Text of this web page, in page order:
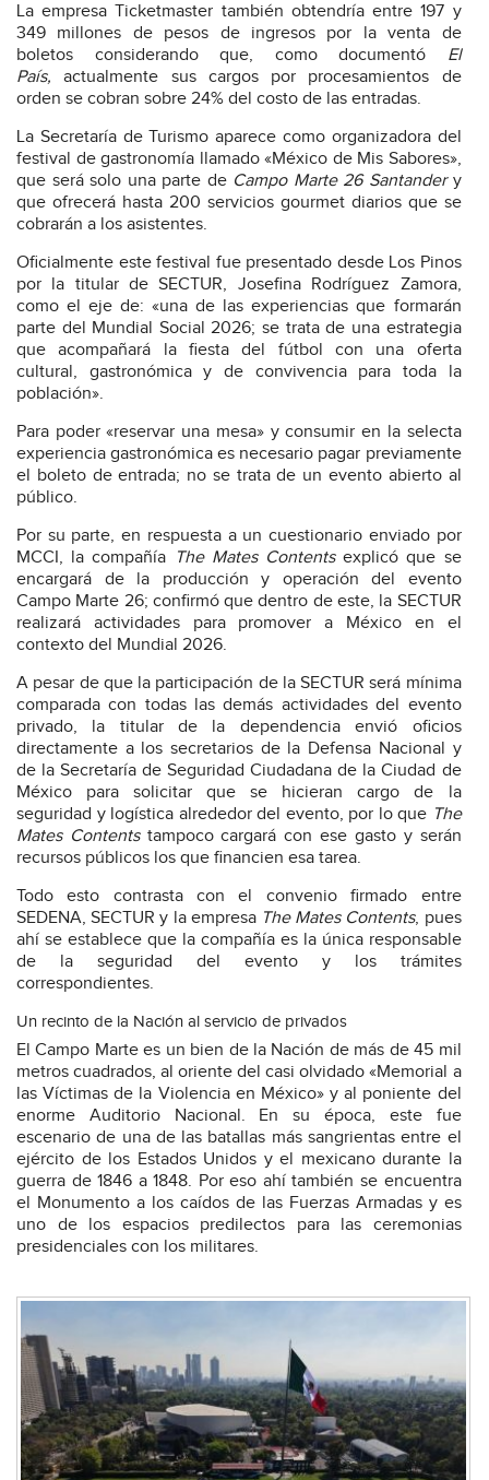
La empresa Ticketmaster también obtendría entre 197 y
349 millones de pesos de ingresos por la venta de
boletos considerando que, como documentó El
País, actualmente sus cargos por procesamientos de
orden se cobran sobre 24% del costo de las entradas.
La Secretaría de Turismo aparece como organizadora del
festival de gastronomía llamado «México de Mis Sabores»,
que será solo una parte de Campo Marte 26 Santander y
que ofrecerá hasta 200 servicios gourmet diarios que se
cobrarán a los asistentes.
Oficialmente este festival fue presentado desde Los Pinos
por la titular de SECTUR, Josefina Rodríguez Zamora,
como el eje de: «una de las experiencias que formarán
parte del Mundial Social 2026; se trata de una estrategia
que acompañará la fiesta del fútbol con una oferta
cultural, gastronómica y de convivencia para toda la
población».
Para poder «reservar una mesa» y consumir en la selecta
experiencia gastronómica es necesario pagar previamente
el boleto de entrada; no se trata de un evento abierto al
público.
Por su parte, en respuesta a un cuestionario enviado por
MCCI, la compañía The Mates Contentsexplicó que se
encargará de la producción y operación del evento
Campo Marte 26; confirmó que dentro de este, la SECTUR
realizará actividades para promover a México en el
contexto del Mundial 2026.
A pesar de que la participación de la SECTUR será mínima
comparada con todas las demás actividades del evento
privado, la titular de la dependencia envió oficios
directamente a los secretarios de la Defensa Nacional y
de la Secretaría de Seguridad Ciudadana de la Ciudad de
México para solicitar que se hicieran cargo de la
seguridad y logística alrededor del evento, por lo que The
Mates Contentstampoco cargará con ese gasto y serán
recursos públicos los que financien esa tarea.
Todo esto contrasta con el convenio firmado entre
SEDENA, SECTUR y la empresa The Mates Contents, pues
ahí se establece que la compañía es la única responsable
de la seguridad del evento y los trámites
correspondientes.
Un recinto de la Nación al servicio de privados
El Campo Marte es un bien de la Nación de más de 45 mil
metros cuadrados, al oriente del casi olvidado «Memorial a
las Víctimas de la Violencia en México» y al poniente del
enorme Auditorio Nacional. En su época, este fue
escenario de una de las batallas más sangrientas entre el
ejército de los Estados Unidos y el mexicano durante la
guerra de 1846 a 1848. Por eso ahí también se encuentra
el Monumento a los caídos de las Fuerzas Armadas y es
uno de los espacios predilectos para las ceremonias
presidenciales con los militares.